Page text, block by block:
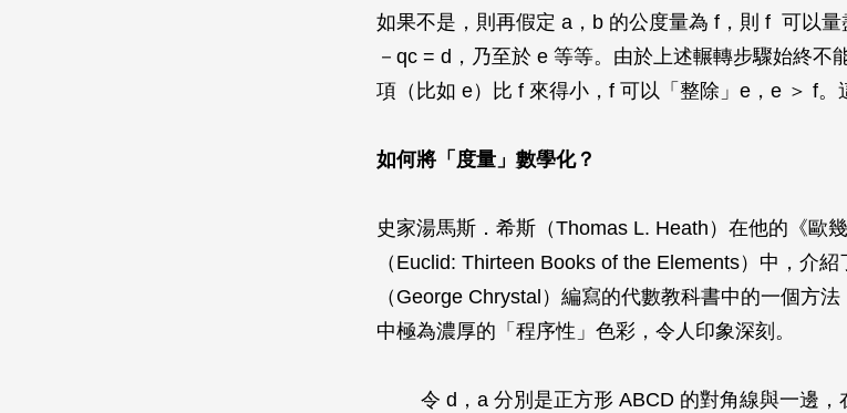
如果不是，則再假定 a ， b 的公度量為 f ，則 f 可以量
－ qc = d ，乃至於 e 等等。由於上述輾轉步驟始終不
項（比如 e）比 f 來得小， f 可以「整除」 e ， e ＞ f。
如何將「度量」數學化？
史家湯馬斯．希斯（Thomas L. Heath）在他的《歐
（ Euclid: Thirteen Books of the Elements）中，介
（George Chrystal）編寫的代數教科書中的一個方
中極為濃厚的「程序性」色彩，令人印象深刻。
令 d ， a 分別是正方形 ABCD 的對角線與一邊，